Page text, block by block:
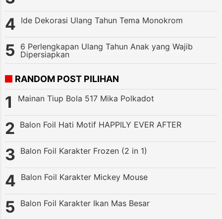
Ide Dekorasi Ulang Tahun Tema Monokrom
6 Perlengkapan Ulang Tahun Anak yang Wajib
Dipersiapkan
RANDOM POST PILIHAN
Mainan Tiup Bola 517 Mika Polkadot
Balon Foil Hati Motif HAPPILY EVER AFTER
Balon Foil Karakter Frozen (2 in 1)
Balon Foil Karakter Mickey Mouse
Balon Foil Karakter Ikan Mas Besar